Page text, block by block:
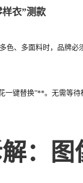
衣”测款
色、多面料时，品牌
一键替换”**。无需等
：